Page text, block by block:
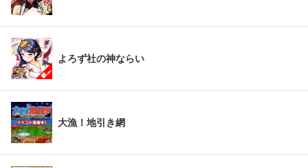
よろず社の神ならい
大漁！地引き網